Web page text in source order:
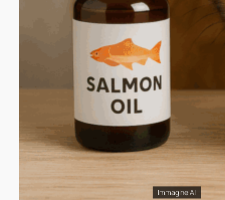
Immagine AI